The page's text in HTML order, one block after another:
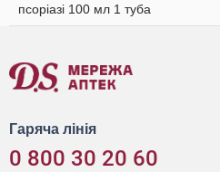
псоріазі 100 мл 1 туба
Гаряча лінія
0 800 30 20 60